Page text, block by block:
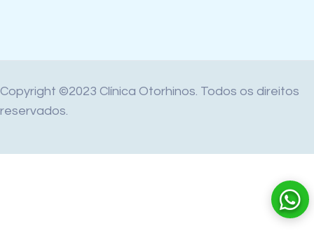
Copyright ©2023 Clínica Otorhinos. Todos os direitos
reservados.